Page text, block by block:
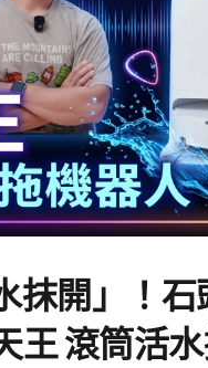
抹開」！
王 滾筒活